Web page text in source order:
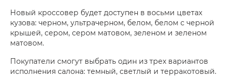
Новый кроссовер будет доступен в восьми цветах
кузова: черном, ультрачерном, белом, белом с черной
крышей, сером, сером матовом, зеленом и зеленом
матовом.
Покупатели смогут выбрать один из трех вариантов
исполнения салона: темный, светлый и терракотовый.